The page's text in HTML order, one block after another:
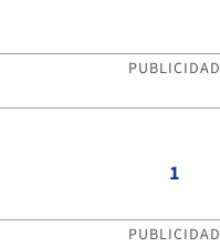
PUBLICIDAD
1
PUBLICIDAD